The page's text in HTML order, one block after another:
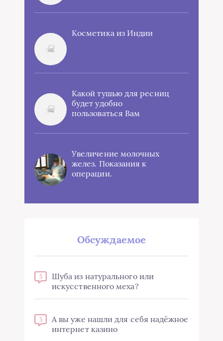
Косметика из Индии
Какой тушью для ресниц
будет удобно
пользоваться Вам
Увеличение молочных
желез. Показания к
операции.
Обсуждаемое
5
Шуба из натурального или
искусственного меха?
5
А вы уже нашли для себя надёжное
интернет казино